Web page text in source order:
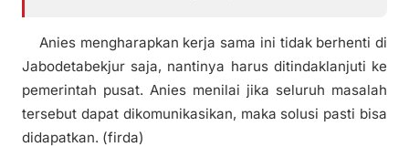
Anies mengharapkan kerja sama ini tidak berhenti di
Jabodetabekjur saja, nantinya harus ditindaklanjuti ke
pemerintah pusat. Anies menilai jika seluruh masalah
tersebut dapat dikomunikasikan, maka solusi pasti bisa
didapatkan. (firda)